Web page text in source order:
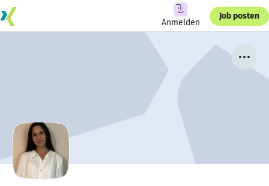
Anmelden
Job posten